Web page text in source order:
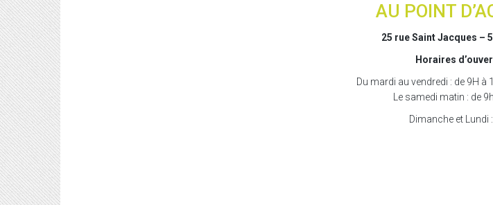
AU POINT
25 rue Saint Jacques –
Horaires
Du mardi au vendredi : de 9H à
Le samedi matin : de
Dimanche et Lundi